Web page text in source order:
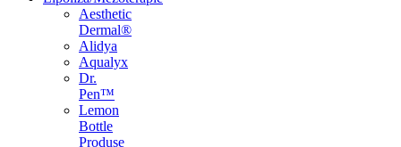
Aesthetic
Dermal®
Alidya
Aqualyx
Dr.
Pen™
Lemon
Bottle
Produse